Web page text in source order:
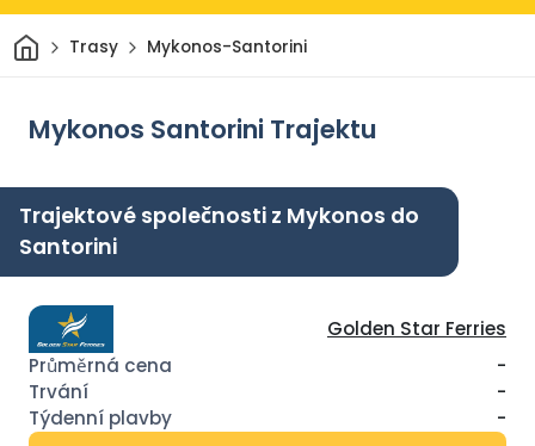
Domov
Trasy Mykonos-Santorini
Mykonos Santorini Trajektu
Trajektové společnosti z Mykonos do
Santorini
Golden Star Ferries
-
-
-